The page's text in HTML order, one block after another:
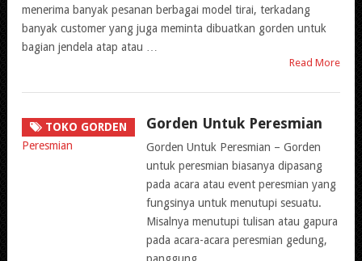
menerima banyak pesanan berbagai model tirai, terkadang
banyak customer yang juga meminta dibuatkan gorden untuk
bagian jendela atap atau …
Read More
TOKO GORDEN Gorden Untuk Peresmian
Gorden Untuk Peresmian – Gorden
untuk peresmian biasanya dipasang
pada acara atau event peresmian yang
fungsinya untuk menutupi sesuatu.
Misalnya menutupi tulisan atau gapura
pada acara-acara peresmian gedung,